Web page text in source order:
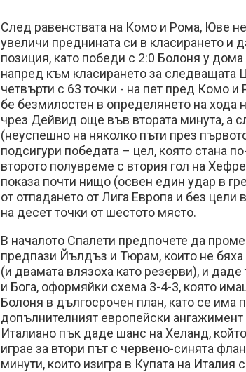
След равенствата на Комо и Рома, Юве
увеличи преднината си в класирането и
позиция, като победи с 2:0 Болоня у
напред към класирането за следващата
четвърти с 63 точки - на пет пред Комо и
бе безмилостен в определянето на хода
чрез Дейвид още във втората минута, а
(неуспешно на няколко пъти през
подсигури победата – цел, която стана
второто полувреме с втория гол на
показа почти нищо (освен един удар в
от отпадането от Лига Европа и без цели
на десет точки от шестото място.
В началото Спалети предпочете да
предпази Йълдъз и Тюрам, които не
(и двамата влязоха като резерви), и
и Бога, оформяйки схема 3-4-3, която
Болоня в дългосрочен план, като се има
допълнителният европейски
Италиано пък даде шанс на Хеланд,
играе за втори път с червено-синята
минути, които изигра в Купата на Италия